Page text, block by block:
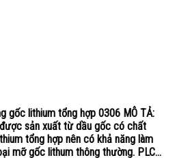
gốc lithium tổng hợp 0306 MÔ TẢ:
được sản xuất từ dầu gốc có chất
tổng hợp nên có khả năng làm
mỡ gốc lithum thông thường. PLC...